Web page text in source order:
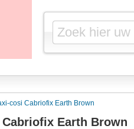
cosi Cabriofix Earth Brown
Earth Brown